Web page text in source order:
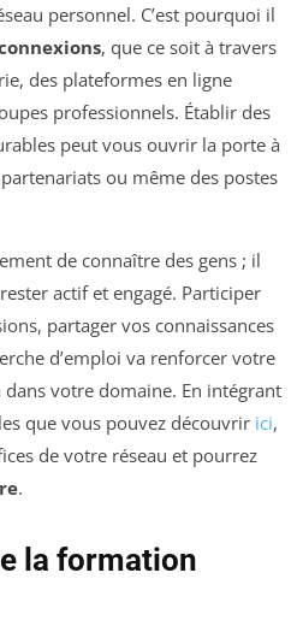
personnel. C’est pourquoi il
, que ce soit à travers
des plateformes en ligne
professionnels. Établir des
peut vous ouvrir la porte à
ou même des postes
de connaître des gens ; il
actif et engagé. Participer
partager vos connaissances
d’emploi va renforcer votre
votre domaine. En intégrant
que vous pouvez découvrir ici,
de votre réseau et pourrez
.
la formation